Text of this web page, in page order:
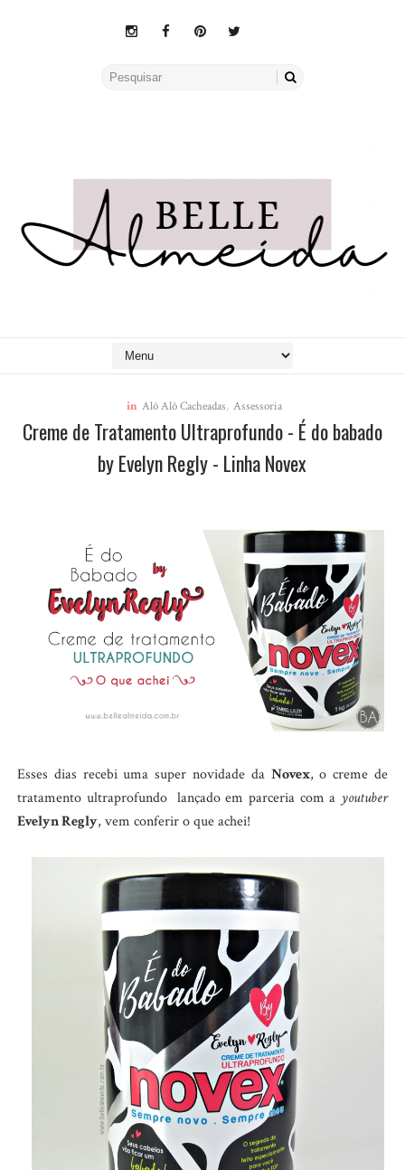
in Alô Alô Cacheadas, Assessoria
Creme de Tratamento Ultraprofundo - É do babado
by Evelyn Regly - Linha Novex
Esses dias recebi uma super novidade da Novex, o creme de
tratamento ultraprofundo lançado em parceria com a youtuber
Evelyn Regly, vem conferir o que achei!